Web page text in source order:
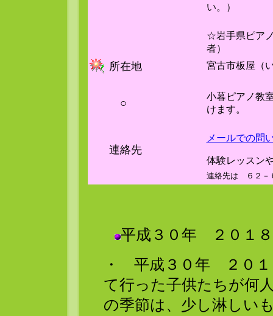
い。）
☆岩手県ピア
者）
所在地 宮古市板屋（
○
小暮ピアノ教
けます。
連絡先
メールでの
体験レッスン
連絡先は ６２－
平成３０年 ２０１
・ 平成３０年 ２０１
て行った子供たちが何
の季節は、少し淋しい